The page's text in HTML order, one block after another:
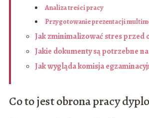
Analiza treści pracy
Przygotowanie prezentacji
Jak zminimalizować stres przed
Jakie dokumenty są potrzebne
Jak wygląda komisja
Co to jest obrona pracy